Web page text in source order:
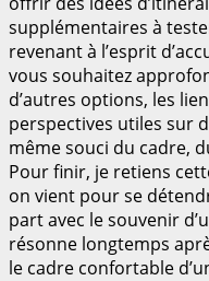
supplémentaires à
revenant à l’esprit
vous souhaitez
d’autres options, les
perspectives utiles sur
même souci du cadre,
Pour finir, je retiens
on vient pour se
part avec le souvenir
résonne longtemps
le cadre confortable